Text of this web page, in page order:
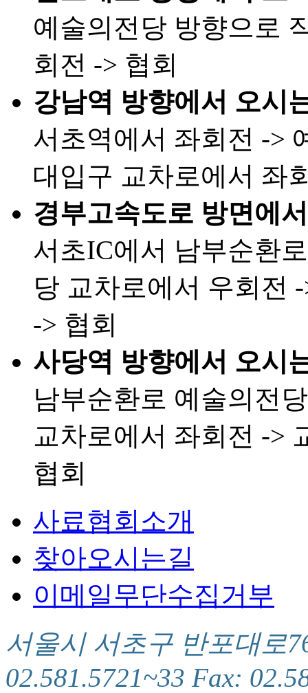
예술의전당 방향으로
회전 -> 협회
강남역 방향에서 오시
서초역에서 좌회전 ->
대입구 교차로에서 좌
경부고속도로 방면에
서초IC에서 남부순환
당 교차로에서 우회전
-> 협회
사당역 방향에서 오시
남부순환로 예술의전
교차로에서 좌회전 ->
협회
사료협회소개
찾아오시는길
이메일무단수집거부
서울시 서초구 반포대로
02.581.5721~33 Fax: